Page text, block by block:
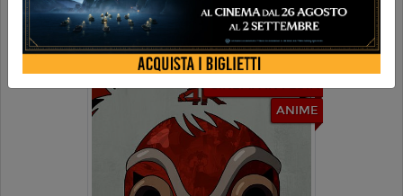
PRINCIPESSA MONONOKE 4K (RIED.
2026)
ANIME